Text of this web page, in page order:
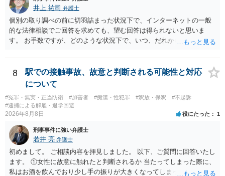
井上 祐司 弁護士
個別の取り調べの前に切羽詰まった状況下で、インターネットの一般
的な法律相談でご回答を求めても、望む回答は得られないと思いま
す。 お手数ですが、どのような状況下で、いつ、だれからどのような
の程度だと聞いているのかということについて、お近くで詳細な法律
相談を受けられたうえで対処方法を探された方がよいと思われます。
一般論でいえば、任意取り調べの場合、ＩＣレコーダーを持参して取
8
駅での接触事故、故意と判断される可能性と対応
について
#冤罪・無実・正当防衛 #加害者 #痴漢・性犯罪 #釈放・保釈
#不起訴
#逮捕による解雇・退学回避
2026年8月8日 役にたった 1
刑事事件に強い弁護士
若井 亮 弁護士
初めまして。 ご相談内容を拝見しました。 以下、ご質問に回答いたし
ます。 ①女性に故意に触れたと判断されるか 当たってしまった際に、
私はお酒を飲んでおり少し手の振りが大きくなってしまっていたこと